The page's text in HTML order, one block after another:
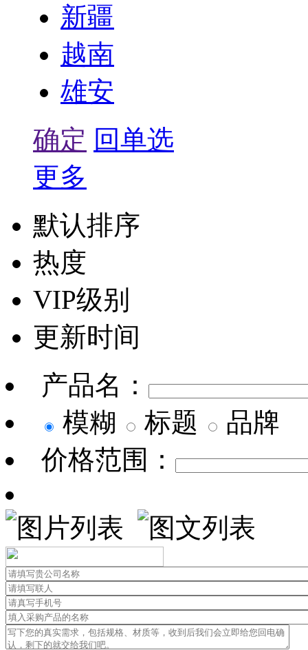
新疆
越南
雄安
确定 回单选
更多
默认排序
热度
VIP级别
更新时间
产品名：
模糊
标题
品牌
价格范围：